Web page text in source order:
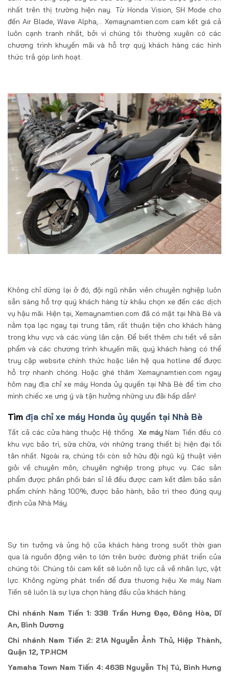
nhất trên thị trường hiện nay. Từ Honda Vision, SH Mode cho
đến Air Blade, Wave Alpha,… Xemaynamtien.com cam kết giá cả
luôn cạnh tranh nhất, bởi vì chúng tôi thường xuyên có các
chương trình khuyến mãi và hỗ trợ quý khách hàng các hình
thức trả góp linh hoạt.
Không chỉ dừng lại ở đó, đội ngũ nhân viên chuyên nghiệp luôn
sẵn sàng hỗ trợ quý khách hàng từ khâu chọn xe đến các dịch
vụ hậu mãi. Hiện tại, Xemaynamtien.com đã có mặt tại Nhà Bè và
nằm tọa lạc ngay tại trung tâm, rất thuận tiện cho khách hàng
trong khu vực và các vùng lân cận. Để biết thêm chi tiết về sản
phẩm và các chương trình khuyến mãi, quý khách hàng có thể
truy cập website chính thức hoặc liên hệ qua hotline để được
hỗ trợ nhanh chóng. Hoặc ghé thăm Xemaynamtien.com ngay
hôm nay địa chỉ xe máy Honda ủy quyền tại Nhà Bè để tìm cho
mình chiếc xe ưng ý và tận hưởng những ưu đãi hấp dẫn!
Tìm địa chỉ xe máy Honda ủy quyền tại Nhà Bè
Tất cả các cửa hàng thuộc Hệ thống Xe máy Nam Tiến đều có
khu vực bảo trì, sữa chữa, với những trang thiết bị hiện đại tối
tân nhất. Ngoài ra, chúng tôi còn sở hữu đội ngũ kỹ thuật viên
giỏi về chuyên môn, chuyên nghiệp trong phục vụ. Các sản
phẩm được phân phối bán sỉ lẻ đều được cam kết đảm bảo sản
phẩm chính hãng 100%, được bảo hành, bảo trì theo đúng quy
định của Nhà Máy.
Sự tin tưởng và ủng hộ của khách hàng trong suốt thời gian
qua là nguồn động viên to lớn trên bước đường phát triển của
chúng tôi. Chúng tôi cam kết sẽ luôn nỗ lực cả về nhân lực, vật
lực. Không ngừng phát triển để đưa thương hiệu Xe máy Nam
Tiến sẽ luôn là sự lựa chọn hàng đầu của khách hàng.
Chi nhánh Nam Tiến 1: 338 Trần Hưng Đạo, Đông Hòa, Dĩ
An, Bình Dương
Chi nhánh Nam Tiến 2: 21A Nguyễn Ảnh Thủ, Hiệp Thành,
Quận 12, TP.HCM
Yamaha Town Nam Tiến 4: 463B Nguyễn Thị Tú, Bình Hưng